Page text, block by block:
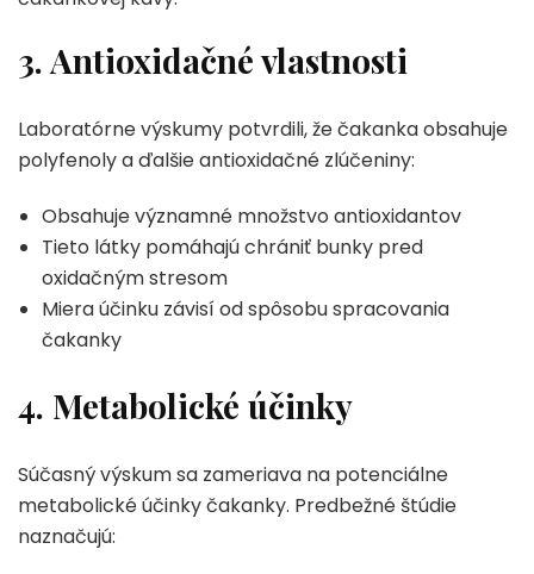
3. Antioxidačné vlastnosti
Laboratórne výskumy potvrdili, že čakanka obsahuje
polyfenoly a ďalšie antioxidačné zlúčeniny:
Obsahuje významné množstvo antioxidantov
Tieto látky pomáhajú chrániť bunky pred
oxidačným stresom
Miera účinku závisí od spôsobu spracovania
čakanky
4. Metabolické účinky
Súčasný výskum sa zameriava na potenciálne
metabolické účinky čakanky. Predbežné štúdie
naznačujú: